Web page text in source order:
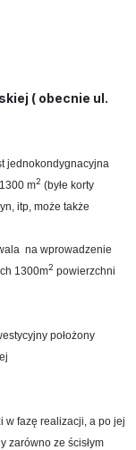
( obecnie ul.
jednokondygnacyjna
m2 (byłe korty
itp, może także
na wprowadzenie
1300m2 powierzchni
położony
w fazę realizacji, a po jej
zarówno ze ścisłym